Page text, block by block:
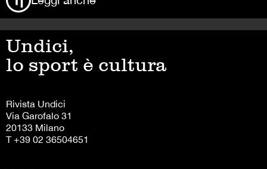
Undici,
lo sport è cultura
Rivista Undici
Via Garofalo 31
20133 Milano
T +39 02 36504651